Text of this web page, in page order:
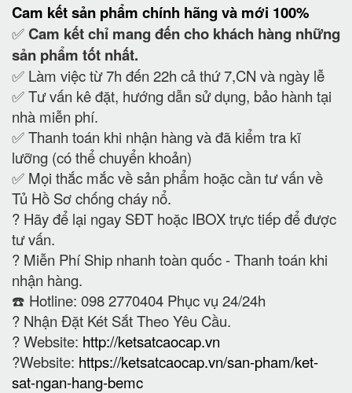
Cam kếtsản phẩm chính hãng và mới 100%
✅ Cam kếtchỉ mang đến cho khách hàng những
sản phẩm tốt nhất.
✅ Làm việc từ 7h đến 22h cả thứ 7,CN và ngày lễ
✅ Tư vấn kê đặt, hướng dẫn sử dụng, bảo hành tại
nhà miễn phí.
✅ Thanh toán khi nhận hàng và đã kiểm tra kĩ
lưỡng (có thể chuyển khoản)
✅ Mọi thắc mắc về sản phẩm hoặc cần tư vấn về
Tủ Hồ Sơ chống cháy nổ.
? Hãy để lại ngay SĐT hoặc IBOX trực tiếp để được
tư vấn.
? Miễn Phí Ship nhanh toàn quốc - Thanh toán khi
nhận hàng.
☎️ Hotline: 098 2770404 Phục vụ 24/24h
? Nhận Đặt Két Sắt Theo Yêu Cầu.
? Website: http://ketsatcaocap.vn
?Website: https://ketsatcaocap.vn/san-pham/ket-
sat-ngan-hang-bemc